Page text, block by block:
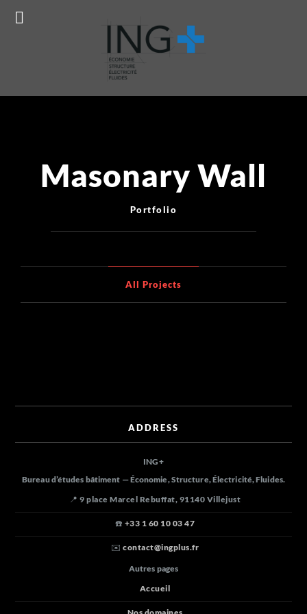
gratuite !
Masonary Wall
Portfolio
All Projects
ADDRESS
ING+
Bureau d’études bâtiment — Économie, Structure, Électricité, Fluides.
📍 9 place Marcel Rebuffat, 91140 Villejust
☎️ +33 1 60 10 03 47
✉️ contact@ingplus.fr
Autres pages
Accueil